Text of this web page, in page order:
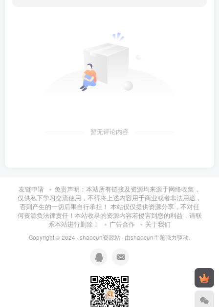
暂无评论内容
友链申请
免责声明：本站所有链接及资源均来源于网络收集，
仅供私下学习交流使用，不得将上述内容用于商业或者非法用途，
否则产生的一切后果自行承担！ 本站仅仅提供资源分享，不对任
何资源负法律责任！本站收录的资源内容若侵害到您的利益，请联
系本站进行删除！
广告合作 关于我们
Copyright © 2024 · shaocun资源站 · 由shaocun主题强力驱动.